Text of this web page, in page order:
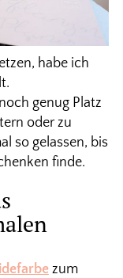
habe ich
genug Platz
oder zu
so gelassen, bis
finde.
zum